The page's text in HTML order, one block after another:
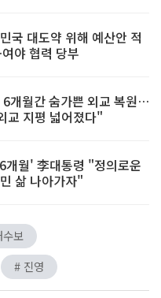
국 대도약 위해 예산안 적
야 협력 당부
개월간 숨가쁜 외교 복원…
교 지평 넓어졌다"
개월' 李대통령 "정의로운
삶 나아가자"
보
# 진영